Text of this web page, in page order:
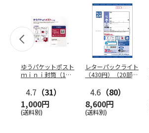
ゆうパケットポスト
ｍｉｎｉ封筒（1個
4.7 （31）
1,000円
(送料別)
レターパックライト
（430円）（20部セ
4.6 （80）
8,600円
(送料別)